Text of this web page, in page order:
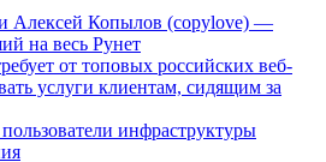
Алексей Копылов (copylove) —
на весь Рунет
от топовых российских веб-
услуги клиентам, сидящим за
инфраструктуры